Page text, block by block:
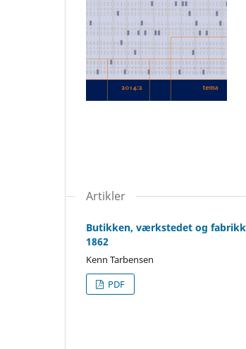
Artikler
Butikken, værkstedet og
1862
Kenn Tarbensen
PDF